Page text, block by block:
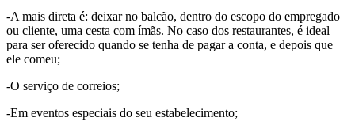
-A mais direta é: deixar no balcão, dentro do escopo do empregado
ou cliente, uma cesta com ímãs. No caso dos restaurantes, é ideal
para ser oferecido quando se tenha de pagar a conta, e depois que
ele comeu;
-O serviço de correios;
-Em eventos especiais do seu estabelecimento;